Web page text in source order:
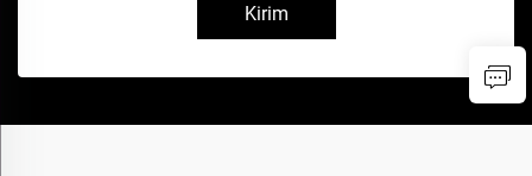
Kirim